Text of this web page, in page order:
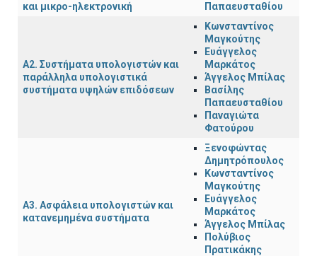
και μικρο-ηλεκτρονική
Παπαευσταθίου
Α2. Συστήματα υπολογιστών και
παράλληλα υπολογιστικά
συστήματα υψηλών επιδόσεων
Κωνσταντίνος
Μαγκούτης
Ευάγγελος
Μαρκάτος
Άγγελος Μπίλας
Βασίλης
Παπαευσταθίου
Παναγιώτα
Φατούρου
Α3. Ασφάλεια υπολογιστών και
κατανεμημένα συστήματα
Ξενοφώντας
Δημητρόπουλος
Κωνσταντίνος
Μαγκούτης
Ευάγγελος
Μαρκάτος
Άγγελος Μπίλας
Πολύβιος
Πρατικάκης